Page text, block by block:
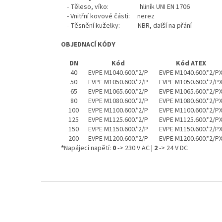
- Těleso, víko: hliník UNI EN 1706
- Vnitřní kovové části: nerez
- Těsnění kuželky: NBR, další na přání
OBJEDNACÍ KÓDY
DN
Kód
Kód ATEX
40
EVPE M1040.600.*2/P
EVPE M1040.600.*2/PX
50
EVPE M1050.600.*2/P
EVPE M1050.600.*2/PX
65
EVPE M1065.600.*2/P
EVPE M1065.600.*2/PX
80
EVPE M1080.600.*2/P
EVPE M1080.600.*2/PX
100
EVPE M1100.600.*2/P
EVPE M1100.600.*2/PX
125
EVPE M1125.600.*2/P
EVPE M1125.600.*2/PX
150
EVPE M1150.600.*2/P
EVPE M1150.600.*2/PX
200
EVPE M1200.600.*2/P
EVPE M1200.600.*2/PX
*Napájecí napětí: 0-> 230 V AC | 2-> 24 V DC